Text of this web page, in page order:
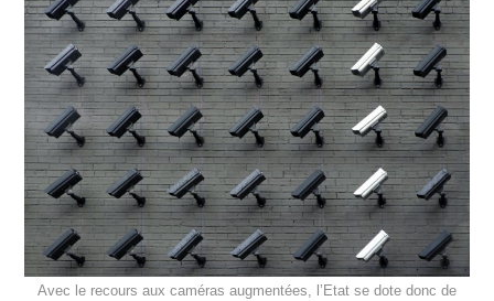
Avec le recours aux caméras augmentées, l’Etat se dote donc de